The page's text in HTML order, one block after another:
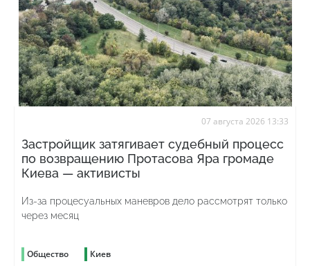
07 августа 2026 13:33
Застройщик затягивает судебный процесс
по возвращению Протасова Яра громаде
Киева — активисты
Из-за процесуальных маневров дело рассмотрят только
через месяц
Общество Киев